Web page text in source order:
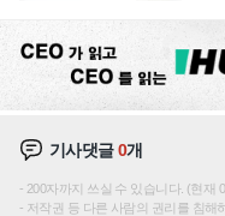
기사댓글0개
200자까지 쓰실 수 있습니다. (현재
저작권 등 다른 사람의 권리를 침해